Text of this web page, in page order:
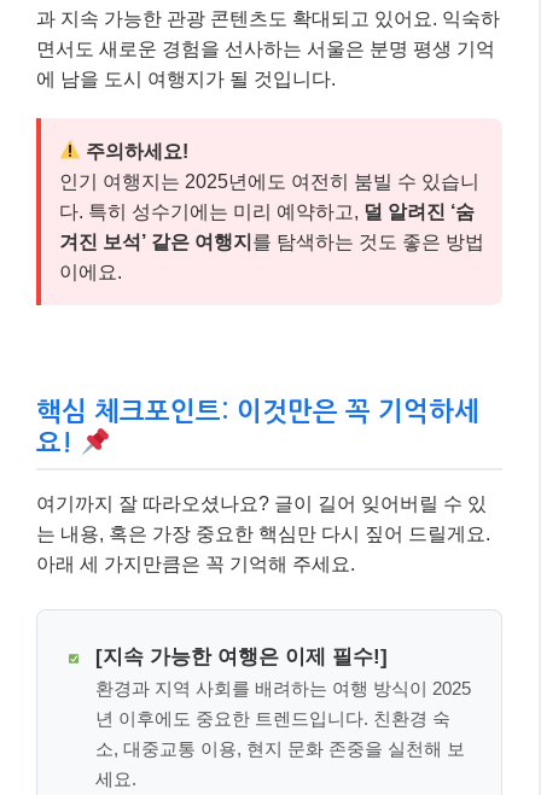
과 지속 가능한 관광 콘텐츠도 확대되고 있어요. 익숙하
면서도 새로운 경험을 선사하는 서울은 분명 평생 기억
에 남을 도시 여행지가 될 것입니다.
주의하세요!
인기 여행지는 2025년에도 여전히 붐빌 수 있습니
다. 특히 성수기에는 미리 예약하고, 덜 알려진 ‘숨
겨진 보석’ 같은 여행지 를 탐색하는 것도 좋은 방법
이에요.
핵심 체크포인트: 이것만은 꼭 기억하세
요!
여기까지 잘 따라오셨나요? 글이 길어 잊어버릴 수 있
는 내용, 혹은 가장 중요한 핵심만 다시 짚어 드릴게요.
아래 세 가지만큼은 꼭 기억해 주세요.
[지속 가능한 여행은 이제 필수!]
환경과 지역 사회를 배려하는 여행 방식이 2025
년 이후에도 중요한 트렌드입니다. 친환경 숙
소, 대중교통 이용, 현지 문화 존중을 실천해 보
세요.